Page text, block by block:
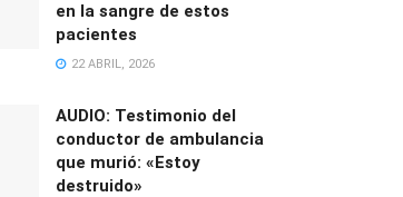
en la sangre de estos
pacientes
22 ABRIL, 2026
AUDIO: Testimonio del
conductor de ambulancia
que murió: «Estoy
destruido»